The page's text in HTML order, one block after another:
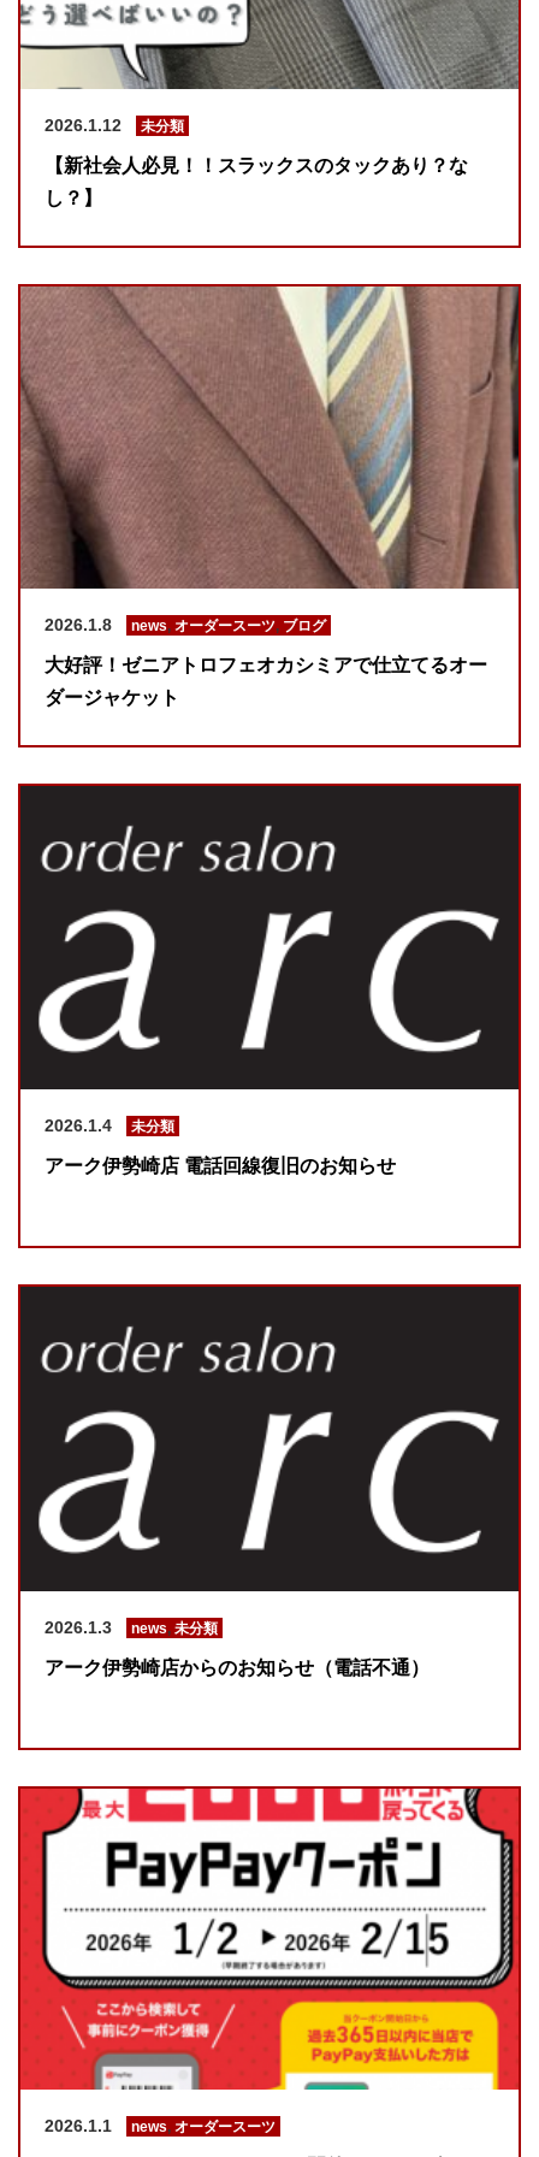
2026.1.12 未分類
【新社会人必見！！スラックスのタックあり？な
し？】
2026.1.8 news, オーダースーツ, ブログ
大好評！ゼニアトロフェオカシミアで仕立てるオー
ダージャケット
2026.1.4 未分類
アーク伊勢崎店 電話回線復旧のお知らせ
2026.1.3 news, 未分類
アーク伊勢崎店からのお知らせ（電話不通）
2026.1.1 news, オーダースーツ